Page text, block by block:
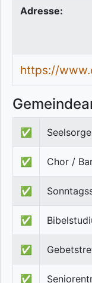
Adresse:
https://
✅ Seelsorge
✅ Chor /
✅
✅
✅
✅